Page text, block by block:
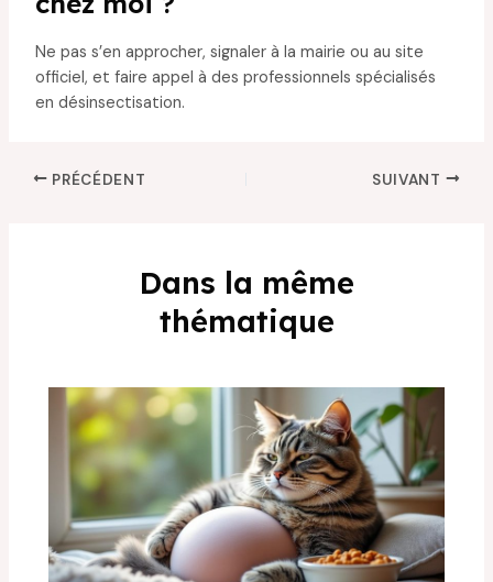
Ne pas s’en approcher, signaler à la mairie ou au site
officiel, et faire appel à des professionnels spécialisés
en désinsectisation.
PRÉCÉDENT SUIVANT
Dans la même
thématique